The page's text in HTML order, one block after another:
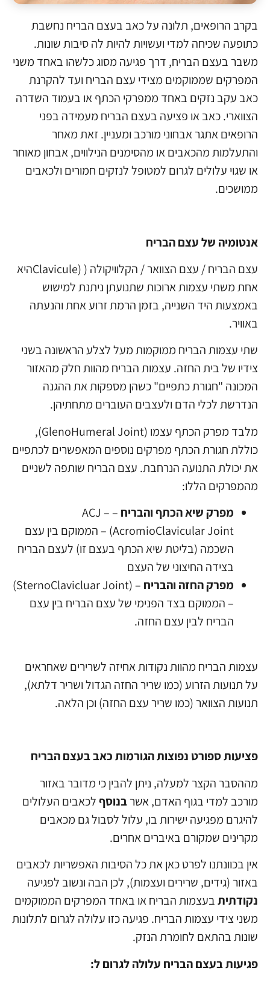
בקרב הרופאים, תלונה על כאב בעצם הבריח נחשבת
כתופעה שכיחה למדי ועשויות להיות לה סיבות שונות.
משבר בעצם הבריח, דרך פגיעה מסוג כלשהו באחד משני
המפרקים שממוקמים מצידי עצם הבריח ועד להקרנת
כאב עקב נזקים באחד ממפרקי הכתף או בעמוד השדרה
הצווארי. כאב או פציעה בעצם הבריח מעמידה בפני
הרופאים אתגר אבחוני מורכב ומעניין. זאת מאחר
והתעלמות מהכאבים או מהסימנים הנילווים, אבחון מאוחר
או שגוי עלולים לגרום למטופל לנזקים חמורים ולכאבים
ממושכים.
אנטומיה של עצם הבריח
עצם הבריח / עצם הצוואר / הקלוויקולה ( (Claviculeהיא
אחת משתי עצמות ארוכות שתנועתן ניתנת למישוש
באמצעות היד השנייה, בזמן הרמת זרוע אחת והנעתה
באוויר.
שתי עצמות הבריח ממוקמות מעל לצלע הראשונה בשני
צידיו של בית החזה. עצמות הבריח מהוות חלק מהאזור
המכונה "חגורת כתפיים" כשהן מספקות את ההגנה
הנדרשת לכלי הדם ולעצבים העוברים מתחתיהן.
מלבד מפרק הכתף עצמו (GlenoHumeral Joint),
כוללת חגורת הכתף מפרקים נוספים המאפשרים לכתפיים
את יכולת התנועה הנרחבת. עצם הבריח שותפה לשניים
מהמפרקים הללו:
מפרק שיא הכתף והבריח
– ACJ –
(AcromioClavicular Joint – הממוקם בין עצם
השכמה (בליטת שיא הכתף בעצם זו) לעצם הבריח
בצידה החיצוני של העצם
מפרק החזה והבריח
– (SternoClavicluar Joint)
– הממוקם בצד הפנימי של עצם הבריח בין עצם
הבריח לבין עצם החזה.
עצמות הבריח מהוות נקודות אחיזה לשרירים שאחראים
על תנועות הזרוע (כמו שריר החזה הגדול ושריר דלתא),
תנועות הצוואר (כמו שריר עצם החזה) וכן הלאה.
פציעות ספורט נפוצות הגורמות כאב בעצם הבריח
מההסבר הקצר למעלה, ניתן להבין כי מדובר באזור
מורכב למדי בגוף האדם, אשרבנוסףלכאבים העלולים
להיגרם מפגיעה ישירות בו, עלול לסבול גם מכאבים
מקרינים שמקורם באיברים אחרים.
אין בכוונתנו לפרט כאן את כל הסיבות האפשריות לכאבים
באזור (גידים, שרירים ועצמות), לכן הבה ונשוב לפגיעה
נקודתיתבעצמות הבריח או באחד המפרקים הממוקמים
משני צידי עצמות הבריח. פגיעה כזו עלולה לגרום לתלונות
שונות בהתאם לחומרת הנזק.
פגיעות בעצם הבריח עלולה לגרום ל: